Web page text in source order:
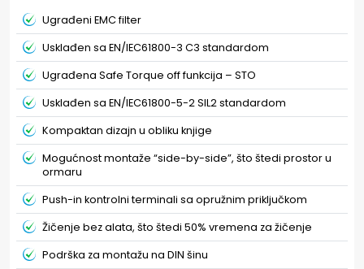
Ugrađeni EMC filter
Usklađen sa EN/IEC61800-3 C3 standardom
Ugrađena Safe Torque off funkcija – STO
Usklađen sa EN/IEC61800-5-2 SIL2 standardom
Kompaktan dizajn u obliku knjige
Mogućnost montaže “side-by-side”, što štedi prostor u
ormaru
Push-in kontrolni terminali sa opružnim priključkom
Žičenje bez alata, što štedi 50% vremena za žičenje
Podrška za montažu na DIN šinu